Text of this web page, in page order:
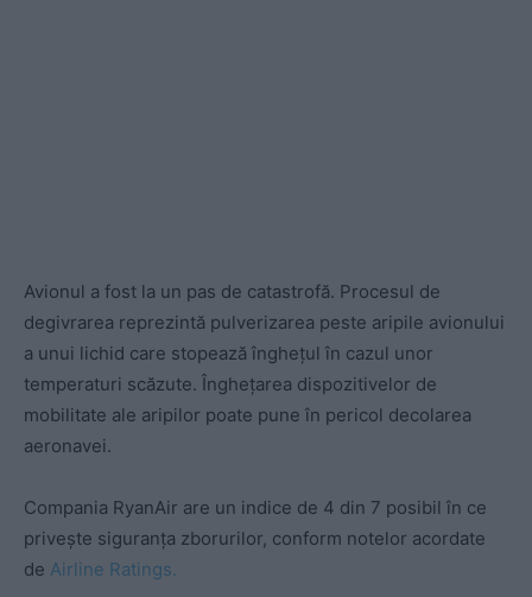
Avionul a fost la un pas de catastrofă. Procesul de
degivrarea reprezintă pulverizarea peste aripile avionului
a unui lichid care stopează înghețul în cazul unor
temperaturi scăzute. Înghețarea dispozitivelor de
mobilitate ale aripilor poate pune în pericol decolarea
aeronavei.
Compania RyanAir are un indice de 4 din 7 posibil în ce
privește siguranța zborurilor, conform notelor acordate
de Airline Ratings.